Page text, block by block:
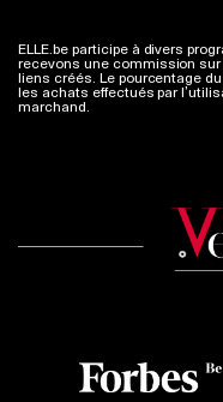
ELLE.be participe à divers
recevons une commission
liens créés. Le pourcentage
les achats effectués par
marchand. Plus d'infos